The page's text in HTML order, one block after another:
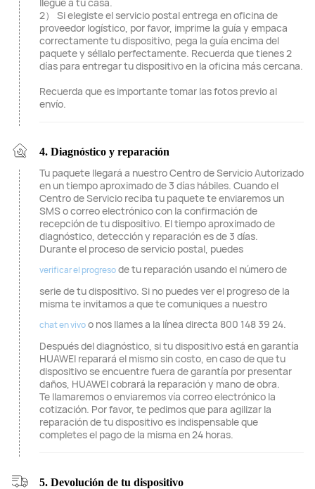
2） Si elegiste el servicio postal entrega en oficina de
proveedor logístico, por favor, imprime la guía y empaca
correctamente tu dispositivo, pega la guía encima del
paquete y séllalo perfectamente. Recuerda que tienes 2
días para entregar tu dispositivo en la oficina más cercana.
Recuerda que es importante tomar las fotos previo al
envío.
4. Diagnóstico y reparación
Tu paquete llegará a nuestro Centro de Servicio Autorizado
en un tiempo aproximado de 3 días hábiles. Cuando el
Centro de Servicio reciba tu paquete te enviaremos un
SMS o correo electrónico con la confirmación de
recepción de tu dispositivo. El tiempo aproximado de
diagnóstico, detección y reparación es de 3 días.
Durante el proceso de servicio postal, puedes
verificar el progresode tu reparación usando el número de
serie de tu dispositivo. Si no puedes ver el progreso de la
misma te invitamos a que te comuniques a nuestro
chat en vivoo nos llames a la línea directa 800 148 39 24.
Después del diagnóstico, si tu dispositivo está en garantía
HUAWEI reparará el mismo sin costo, en caso de que tu
dispositivo se encuentre fuera de garantía por presentar
daños, HUAWEI cobrará la reparación y mano de obra.
Te llamaremos o enviaremos vía correo electrónico la
cotización. Por favor, te pedimos que para agilizar la
reparación de tu dispositivo es indispensable que
completes el pago de la misma en 24 horas.
5. Devolución de tu dispositivo